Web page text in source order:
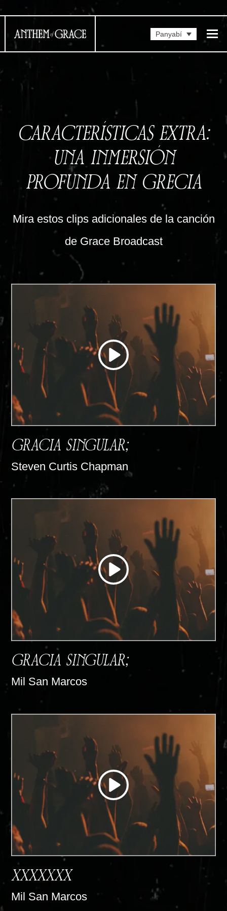
Panyabí
CARACTERÍSTICAS EXTRA:
UNA INMERSIÓN
PROFUNDA EN GRECIA
Mira estos clips adicionales de la canción
de Grace Broadcast
GRACIA SINGULAR;
Steven Curtis Chapman
GRACIA SINGULAR;
Mil San Marcos
XXXXXXX
Mil San Marcos